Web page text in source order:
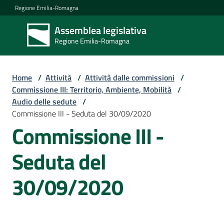
Vai al contenuto
Vai alla navigazione
Vai al footer
Regione Emilia-Romagna
Assemblea legislativa
Regione Emilia-Romagna
Assemblea
legislativa
Regione Emilia-
Assemblea
Attività
Argomenti
Home / Attività / Attività dalle commissioni /
Commissione III: Territorio, Ambiente, Mobilità /
Audio delle sedute /
Commissione III - Seduta del 30/09/2020
Commissione III -
Seduta del
30/09/2020